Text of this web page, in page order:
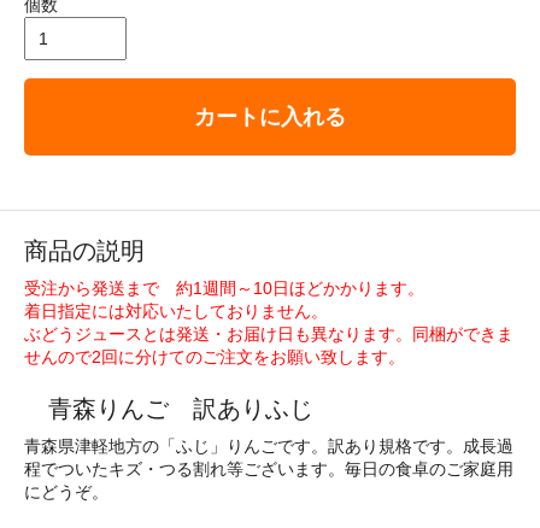
個数
カートに入れる
商品の説明
受注から発送まで 約1週間～10日ほどかかります。
着日指定には対応いたしておりません。
ぶどうジュースとは発送・お届け日も異なります。同梱ができま
せんので2回に分けてのご注文をお願い致します。
青森りんご 訳ありふじ
青森県津軽地方の「ふじ」りんごです。訳あり規格です。成長過
程でついたキズ・つる割れ等ございます。毎日の食卓のご家庭用
にどうぞ。